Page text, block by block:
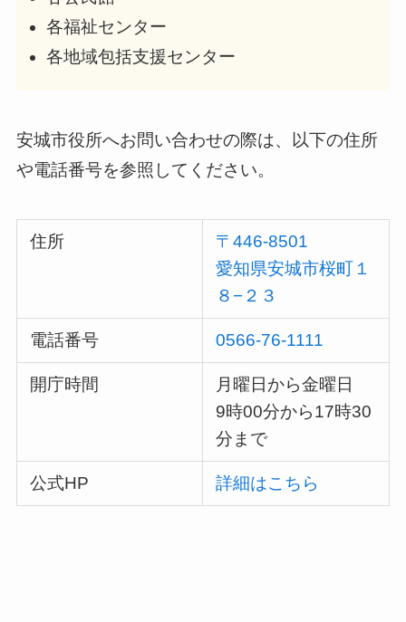
各福祉センター
各地域包括支援センター
安城市役所へお問い合わせの際は、以下の住所
や電話番号を参照してください。
住所
〒446-8501
愛知県安城市桜町１
８−２３
電話番号 0566-76-1111
開庁時間
月曜日から金曜日
9時00分から17時30
分まで
公式HP 詳細はこちら